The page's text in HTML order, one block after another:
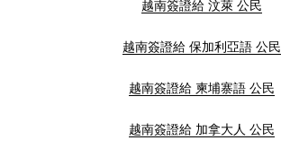
越南簽證給 汶萊 公民
越南簽證給 保加利亞語 公民
越南簽證給 柬埔寨語 公民
越南簽證給 加拿大人 公民